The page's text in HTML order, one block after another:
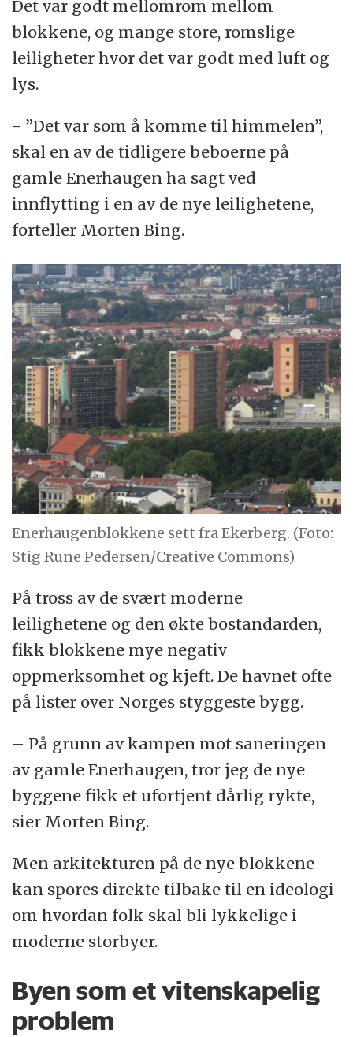
Det var godt mellomrom mellom
blokkene, og mange store, romslige
leiligheter hvor det var godt med luft og
lys.
- ”Det var som å komme til himmelen”,
skal en av de tidligere beboerne på
gamle Enerhaugen ha sagt ved
innflytting i en av de nye leilighetene,
forteller Morten Bing.
Enerhaugenblokkene sett fra Ekerberg. (Foto:
Stig Rune Pedersen/Creative Commons)
På tross av de svært moderne
leilighetene og den økte bostandarden,
fikk blokkene mye negativ
oppmerksomhet og kjeft. De havnet ofte
på lister over Norges styggeste bygg.
– På grunn av kampen mot saneringen
av gamle Enerhaugen, tror jeg de nye
byggene fikk et ufortjent dårlig rykte,
sier Morten Bing.
Men arkitekturen på de nye blokkene
kan spores direkte tilbake til en ideologi
om hvordan folk skal bli lykkelige i
moderne storbyer.
Byen som et vitenskapelig
problem